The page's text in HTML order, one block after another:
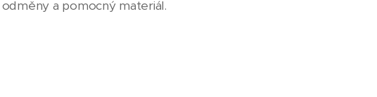
a pomocný materiál.